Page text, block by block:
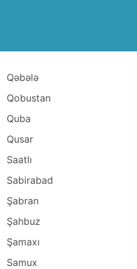
Qəbələ
Qobustan
Quba
Qusar
Saatlı
Sabirabad
Şabran
Şahbuz
Şamaxı
Samux